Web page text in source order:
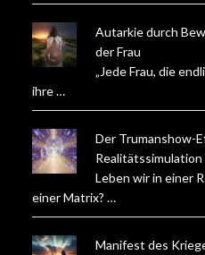
Autarkie durch
der Frau
„Jede Frau, die
ihre …
Der Trumanshow-
Realitätssimulation
Leben wir in einer
einer Matrix? …
Manifest des